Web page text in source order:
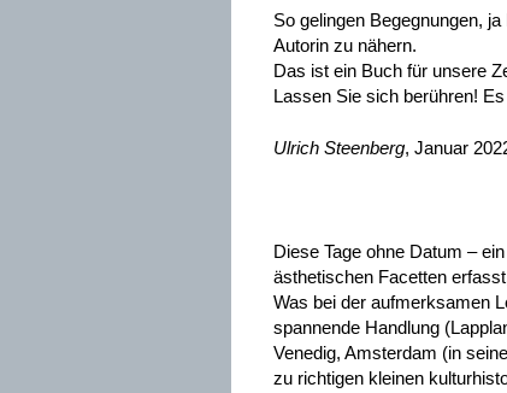
So gelingen Begegnungen,
Autorin zu nähern.
Das ist ein Buch für unsere
Lassen Sie sich berühren!
Ulrich Steenberg, Januar
Diese Tage ohne Datum –
ästhetischen Facetten
Was bei der aufmerksamen
spannende Handlung
Venedig, Amsterdam (in
zu richtigen kleinen